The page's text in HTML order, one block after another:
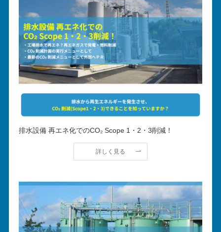
排水設備 再エネ化でのCO₂ Scope 1・2・3削減！
詳しく見る